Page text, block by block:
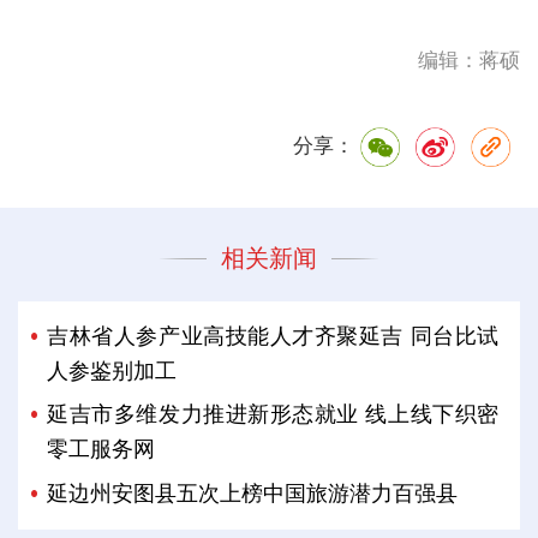
编辑：蒋硕
分享：
相关新闻
吉林省人参产业高技能人才齐聚延吉 同台比试
人参鉴别加工
延吉市多维发力推进新形态就业 线上线下织密
零工服务网
延边州安图县五次上榜中国旅游潜力百强县